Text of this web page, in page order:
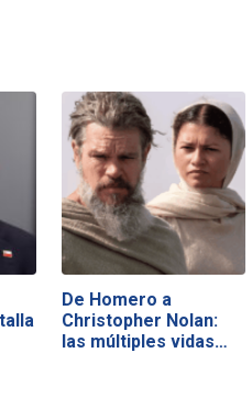
De Homero a
Christopher Nolan:
las múltiples vidas…